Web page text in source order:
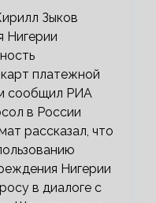
Зыков
Нигерии
платежной
сообщил РИА
в России
рассказал, что
Нигерии
в диалоге с